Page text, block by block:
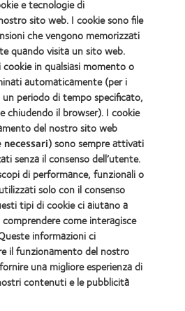
consenso
e tecnologie di
sito web. I cookie sono file
che vengono memorizzati
quando visita un sito web.
in qualsiasi momento o
automaticamente (per i
periodo di tempo specificato,
chiudendo il browser). I cookie
del nostro sito web
) sono sempre attivati
senza il consenso dell’utente.
di performance, funzionali o
solo con il consenso
tipi di cookie ci aiutano a
come interagisce
informazioni ci
il funzionamento del nostro
una migliore esperienza di
contenuti e le pubblicità